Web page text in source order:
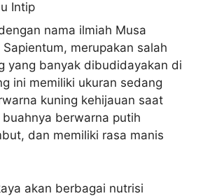
nama ilmiah Musa
merupakan salah
yang banyak dibudidayakan di
ini memiliki ukuran sedang
kuning kehijauan saat
berwarna putih
dan memiliki rasa manis
akan berbagai nutrisi